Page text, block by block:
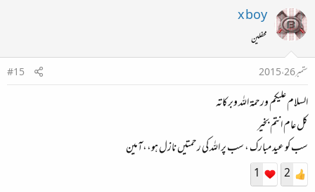
x boy
محفلین
ستمبر 26، 2015
#15
السلام علیکم ورحمۃ اللہ وبرکاتہ
کل عام انتم بخیر
سب کو عید مبارک ، سب پر اللہ کی رحمتیں نازل ہو،،آمین
2
1